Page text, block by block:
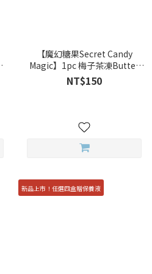
【魔幻糖果Secret Candy
Magic】1pc 梅子茶凍Butter
Brown 彩色月拋
NT$150
新品上市！任選四盒贈保養液